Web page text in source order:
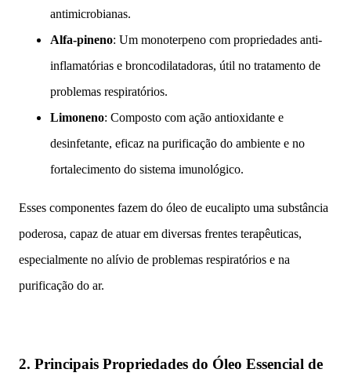
antimicrobianas.
Alfa-pineno: Um monoterpeno com propriedades anti-
inflamatórias e broncodilatadoras, útil no tratamento de
problemas respiratórios.
Limoneno: Composto com ação antioxidante e
desinfetante, eficaz na purificação do ambiente e no
fortalecimento do sistema imunológico.
Esses componentes fazem do óleo de eucalipto uma substância
poderosa, capaz de atuar em diversas frentes terapêuticas,
especialmente no alívio de problemas respiratórios e na
purificação do ar.
2. Principais Propriedades do Óleo Essencial de